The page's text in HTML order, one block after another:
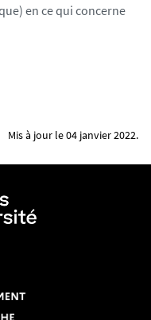
en ce qui concerne
Mis à jour le 04 janvier 2022.